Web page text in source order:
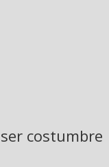
costumbre